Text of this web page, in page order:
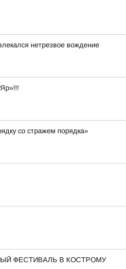
нетрезвое вождение
со стражем порядка»
ФЕСТИВАЛЬ В КОСТРОМУ